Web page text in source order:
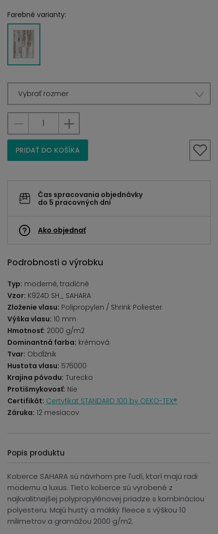
Farebné varianty:
Vybrať rozmer
PRIDAŤ DO KOŠÍKA
Čas spracovania objednávky
do 5 pracovných dní
Ako objednať
Podrobnosti o výrobku
Typ: moderné, tradičné
Vzor: K924D SH_ SAHARA
Zloženie vlasu: Polipropylen / Shrink Poliester
Výška vlasu: 10 mm
Hmotnosť: 2000 g/m2
Dominantná farba: krémová
Tvar: Obdĺžnik
Hustota vlasu: 576000
Krajina pôvodu: Turecko
Protišmykovosť: Nie
Certifikát: Certyfikat STANDARD 100 by OEKO-TEX®
Záruka: 12 mesiacov
Popis produktu
Koberce SAHARA sú návrhom pre ľudí, ktorí majú radi
modernu a luxus. Tieto koberce sú vyrobené z
najkvalitnejšej polypropylénovej priadze s kombináciou
polyesteru. Majú hustý a mäkký fleece s výškou 10
milimetrov a gramážou 2000 g/m2.